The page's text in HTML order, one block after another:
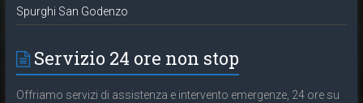
Spurghi San Godenzo
Servizio 24 ore non stop
Offriamo servizi di assistenza e intervento emergenze, 24 ore su